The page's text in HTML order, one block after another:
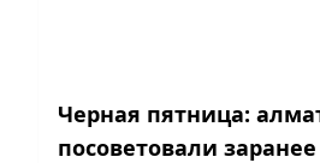
Черная пятница:
посоветовали